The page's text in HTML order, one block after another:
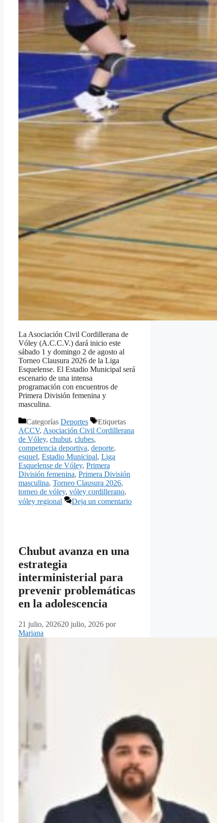
La Asociación Civil Cordillerana de
Vóley (A.C.C.V.) dará inicio este
sábado 1 y domingo 2 de agosto al
Torneo Clausura 2026 de la Liga
Esquelense. El Estadio Municipal será
escenario de una intensa
programación con encuentros de
Primera División femenina y
masculina.
Categorías Deportes
Etiquetas
ACCV, Asociación Civil Cordillerana
de Vóley, chubut, clubes,
competencia deportiva, deporte,
esquel, Estadio Municipal, Liga
Esquelense de Vóley, Primera
División femenina, Primera División
masculina, Torneo Clausura 2026,
torneo de vóley, vóley cordillerano,
vóley regional
Deja un comentario
Chubut avanza en una
estrategia
interministerial para
prevenir problemáticas
en la adolescencia
21 julio, 202620 julio, 2026 por
Mariana